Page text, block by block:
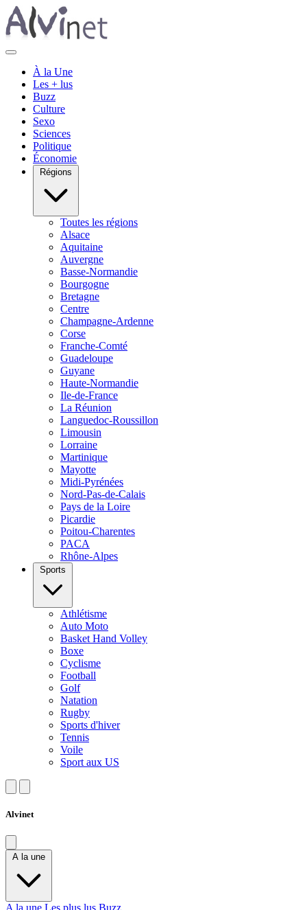
À la Une
Les + lus
Buzz
Culture
Sexo
Sciences
Politique
Économie
Régions
Toutes les régions
Alsace
Aquitaine
Auvergne
Basse-Normandie
Bourgogne
Bretagne
Centre
Champagne-Ardenne
Corse
Franche-Comté
Guadeloupe
Guyane
Haute-Normandie
Ile-de-France
La Réunion
Languedoc-Roussillon
Limousin
Lorraine
Martinique
Mayotte
Midi-Pyrénées
Nord-Pas-de-Calais
Pays de la Loire
Picardie
Poitou-Charentes
PACA
Rhône-Alpes
Sports
Athlétisme
Auto Moto
Basket Hand Volley
Boxe
Cyclisme
Football
Golf
Natation
Rugby
Sports d'hiver
Tennis
Voile
Sport aux US
Alvinet
A la une